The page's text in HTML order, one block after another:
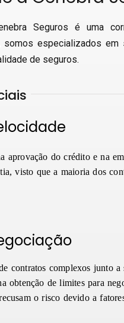
Seguros é uma
somos especializados em
de seguros.
aprovação do crédito e na
visto que a maioria dos
contratos complexos junto a
obtenção de limites para
o risco devido a